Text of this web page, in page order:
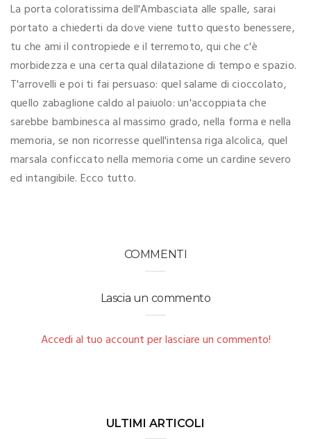
La porta coloratissima dell'Ambasciata alle spalle, sarai
portato a chiederti da dove viene tutto questo benessere,
tu che ami il contropiede e il terremoto, qui che c'è
morbidezza e una certa qual dilatazione di tempo e spazio.
T'arrovelli e poi ti fai persuaso: quel salame di cioccolato,
quello zabaglione caldo al paiuolo: un'accoppiata che
sarebbe bambinesca al massimo grado, nella forma e nella
memoria, se non ricorresse quell'intensa riga alcolica, quel
marsala conficcato nella memoria come un cardine severo
ed intangibile. Ecco tutto.
COMMENTI
Lascia un commento
Accedi al tuo account per lasciare un commento!
ULTIMI ARTICOLI